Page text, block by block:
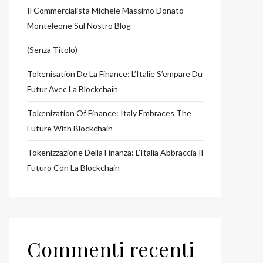
Il Commercialista Michele Massimo Donato
Monteleone Sul Nostro Blog
(senza Titolo)
Tokenisation De La Finance: L’Italie S’empare Du
Futur Avec La Blockchain
Tokenization Of Finance: Italy Embraces The
Future With Blockchain
Tokenizzazione Della Finanza: L’Italia Abbraccia Il
Futuro Con La Blockchain
Commenti recenti